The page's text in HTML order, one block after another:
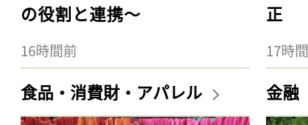
の役割と連携〜
16時間前
正
17時
食品・消費財・アパレル 金融